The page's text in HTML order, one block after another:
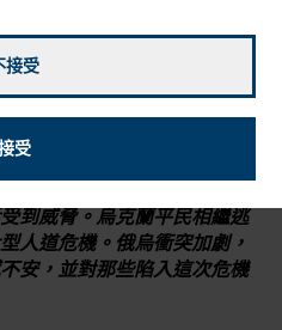
接受
受
到威脅。烏克蘭平民相繼逃
人道危機。俄烏衝突加劇，
安，並對那些陷入這次危機